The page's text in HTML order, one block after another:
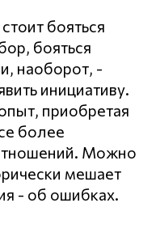
бояться
бояться
наоборот, -
инициативу.
приобретая
более
Можно
мешает
- об ошибках.